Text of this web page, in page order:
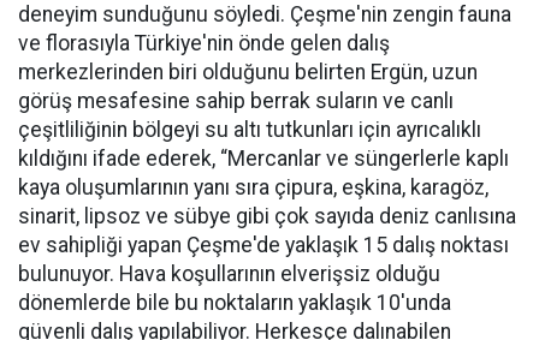
deneyim sunduğunu söyledi. Çeşme'nin zengin fauna
ve florasıyla Türkiye'nin önde gelen dalış
merkezlerinden biri olduğunu belirten Ergün, uzun
görüş mesafesine sahip berrak suların ve canlı
çeşitliliğinin bölgeyi su altı tutkunları için ayrıcalıklı
kıldığını ifade ederek, “Mercanlar ve süngerlerle kaplı
kaya oluşumlarının yanı sıra çipura, eşkina, karagöz,
sinarit, lipsoz ve sübye gibi çok sayıda deniz canlısına
ev sahipliği yapan Çeşme'de yaklaşık 15 dalış noktası
bulunuyor. Hava koşullarının elverişsiz olduğu
dönemlerde bile bu noktaların yaklaşık 10'unda
güvenli dalış yapılabiliyor. Herkesçe dalınabilen